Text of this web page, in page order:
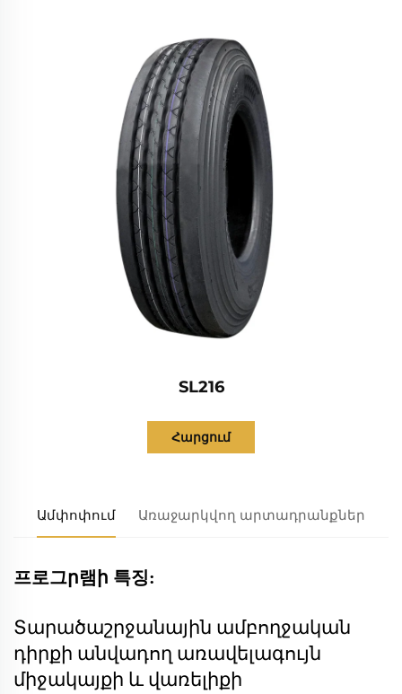
SL216
Հարցում
Ամփոփում Առաջարկվող արտադրանքներ
프로그ր램ի 특징:
Տարածաշրջանային ամբողջական
դիրքի անվադող առավելագույն
միջակայքի և վառելիքի